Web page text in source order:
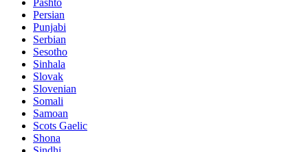
Pashto
Persian
Punjabi
Serbian
Sesotho
Sinhala
Slovak
Slovenian
Somali
Samoan
Scots Gaelic
Shona